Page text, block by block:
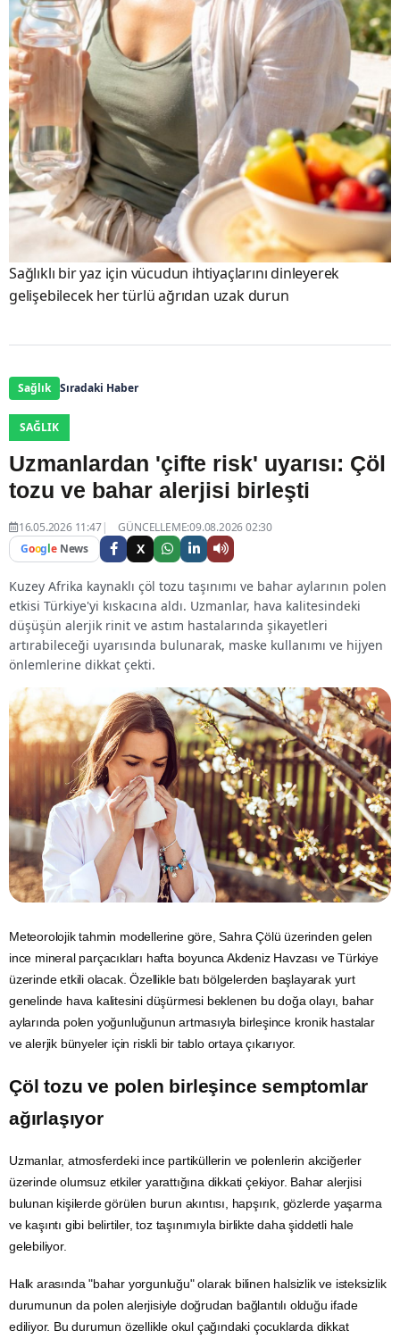
Sağlıklı bir yaz için vücudun ihtiyaçlarını dinleyerek
gelişebilecek her türlü ağrıdan uzak durun
Sağlık Sıradaki Haber
SAĞLIK
Uzmanlardan 'çifte risk' uyarısı: Çöl
tozu ve bahar alerjisi birleşti
16.05.2026 11:47
GÜNCELLEME:09.08.2026 02:30
Google News X
Kuzey Afrika kaynaklı çöl tozu taşınımı ve bahar aylarının polen
etkisi Türkiye'yi kıskacına aldı. Uzmanlar, hava kalitesindeki
düşüşün alerjik rinit ve astım hastalarında şikayetleri
artırabileceği uyarısında bulunarak, maske kullanımı ve hijyen
önlemlerine dikkat çekti.
Meteorolojik tahmin modellerine göre, Sahra Çölü üzerinden gelen
ince mineral parçacıkları hafta boyunca Akdeniz Havzası ve Türkiye
üzerinde etkili olacak. Özellikle batı bölgelerden başlayarak yurt
genelinde hava kalitesini düşürmesi beklenen bu doğa olayı, bahar
aylarında polen yoğunluğunun artmasıyla birleşince kronik hastalar
ve alerjik bünyeler için riskli bir tablo ortaya çıkarıyor.
Çöl tozu ve polen birleşince semptomlar
ağırlaşıyor
Uzmanlar, atmosferdeki ince partiküllerin ve polenlerin akciğerler
üzerinde olumsuz etkiler yarattığına dikkati çekiyor. Bahar alerjisi
bulunan kişilerde görülen burun akıntısı, hapşırık, gözlerde yaşarma
ve kaşıntı gibi belirtiler, toz taşınımıyla birlikte daha şiddetli hale
gelebiliyor.
Halk arasında "bahar yorgunluğu" olarak bilinen halsizlik ve isteksizlik
durumunun da polen alerjisiyle doğrudan bağlantılı olduğu ifade
ediliyor. Bu durumun özellikle okul çağındaki çocuklarda dikkat